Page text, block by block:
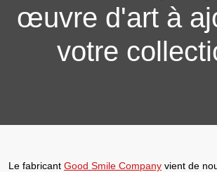
œuvre d'art à
votre
Le fabricant Good Smile Company vient de